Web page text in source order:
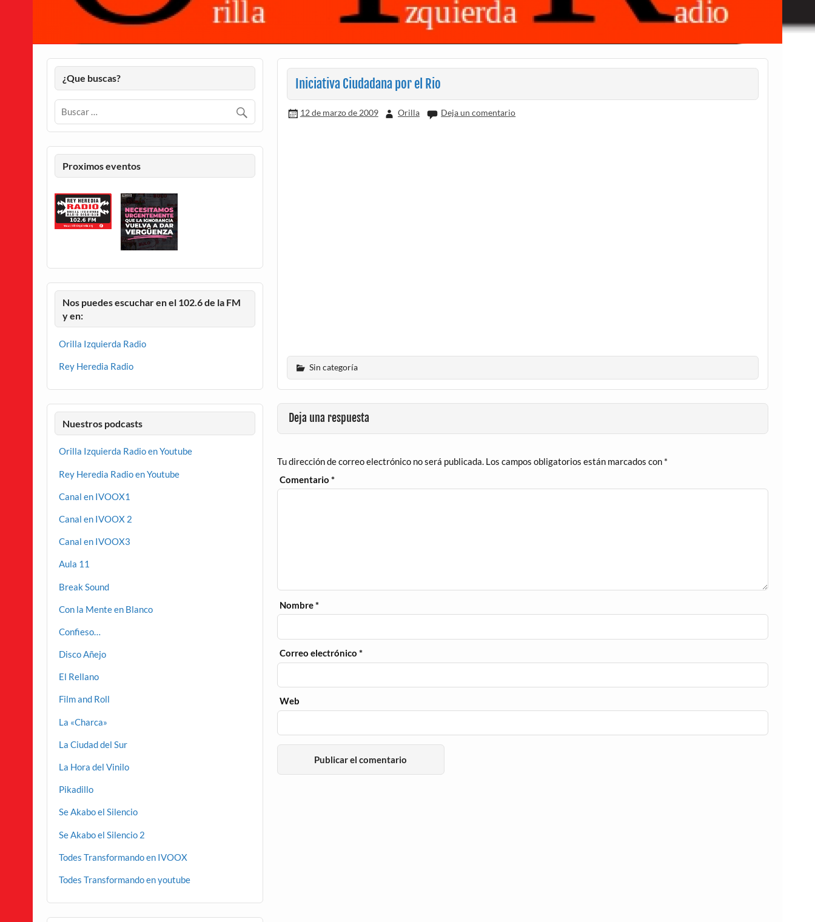
Iniciativa Ciudadana por el Rio
12 de marzo de 2009 Orilla Deja un comentario
Sin categoría
Deja una respuesta
Tu dirección de correo electrónico no será publicada. Los campos obligatorios están marcados con *
Comentario*
Nombre*
Correo electrónico*
Web
¿Que buscas?
Proximos eventos
Nos puedes escuchar en el 102.6 de la FM
y en:
Orilla Izquierda Radio
Rey Heredia Radio
Nuestros podcasts
Orilla Izquierda Radio en Youtube
Rey Heredia Radio en Youtube
Canal en IVOOX1
Canal en IVOOX 2
Canal en IVOOX3
Aula 11
Break Sound
Con la Mente en Blanco
Confieso…
Disco Añejo
El Rellano
Film and Roll
La «Charca»
La Ciudad del Sur
La Hora del Vinilo
Pikadillo
Se Akabo el Silencio
Se Akabo el Silencio 2
Todes Transformando en IVOOX
Todes Transformando en youtube